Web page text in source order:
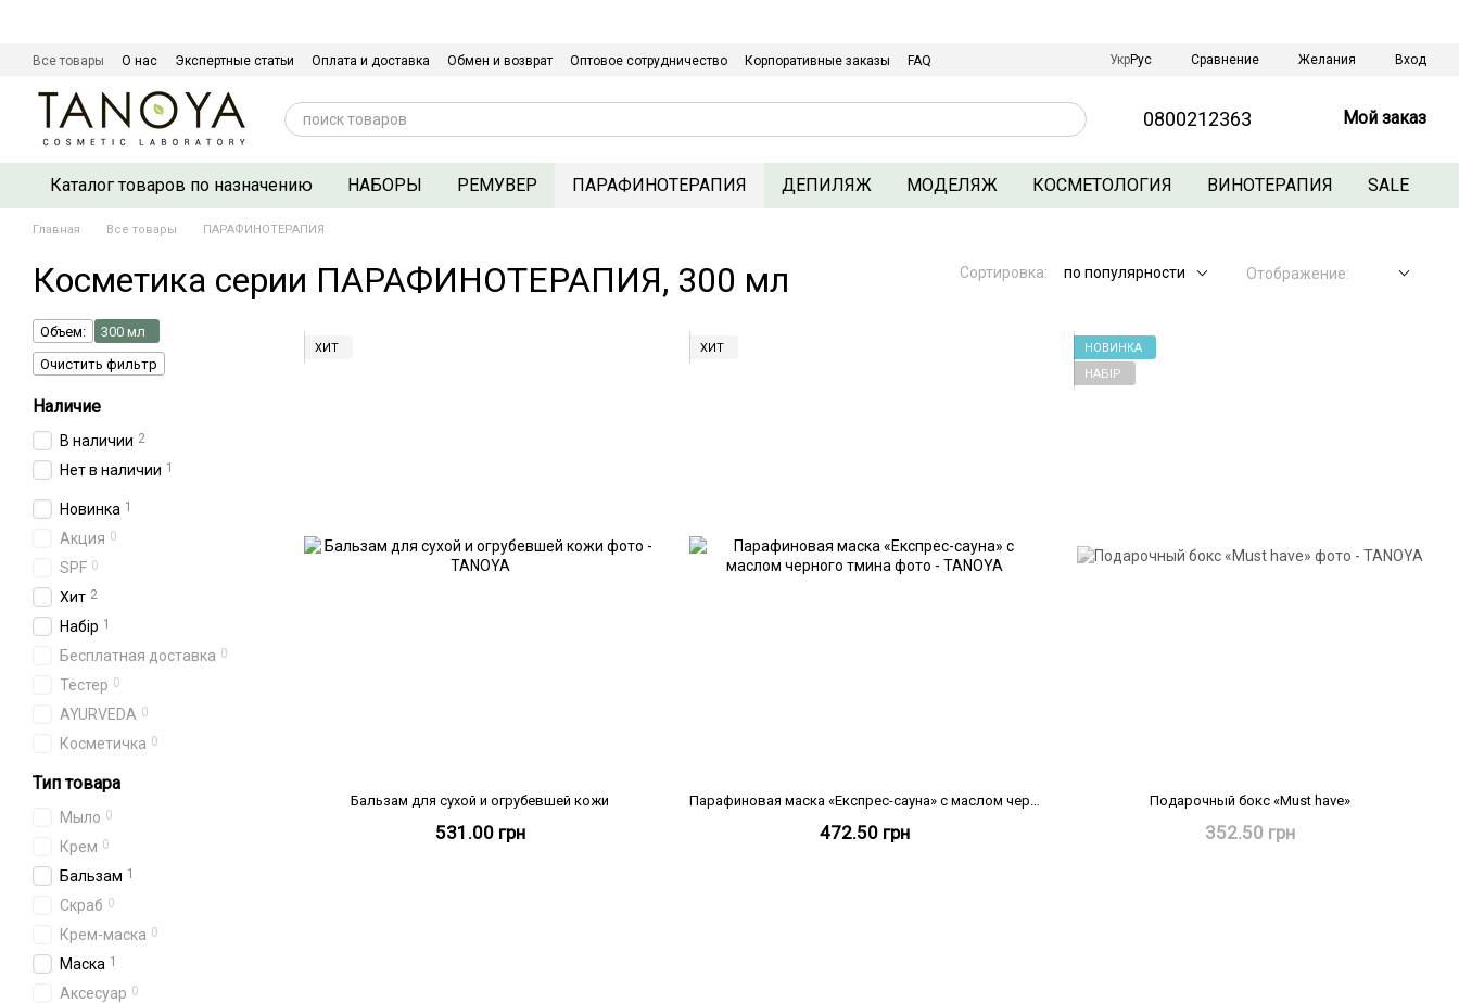
Все товары О нас Экспертные статьи Оплата и доставка Обмен и возврат Оптовое сотрудничество Корпоративные заказы
FAQ
УкрРус Сравнение Желания Вход
0800212363 Мой заказ
Каталог товаров по назначению НАБОРЫ РЕМУВЕР ПАРАФИНОТЕРАПИЯ ДЕПИЛЯЖ МОДЕЛЯЖ КОСМЕТОЛОГИЯ ВИНОТЕРАПИЯ SALE
Главная Все товары ПАРАФИНОТЕРАПИЯ
Косметика серии ПАРАФИНОТЕРАПИЯ, 300 мл Сортировка: по популярности Отображение:
ХИТ
Бальзам для сухой и огрубевшей кожи
531.00 грн
ХИТ
472.50 грн
НОВИНКА
НАБІР
Подарочный бокс «Must have»
352.50 грн
Объем:
300 мл
Очистить фильтр
Наличие
В наличии 2
Нет в наличии 1
Новинка 1
Акция 0
SPF 0
Хит 2
Набір 1
Бесплатная доставка 0
Тестер 0
AYURVEDA 0
Косметичка 0
Тип товара
Мыло 0
Крем 0
Бальзам 1
Скраб 0
Крем-маска 0
Маска 1
Аксесуар 0